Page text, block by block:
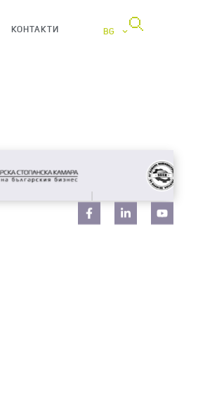
КОНТАКТИ BG